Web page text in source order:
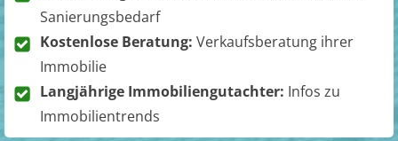
Sanierungsbedarf
Kostenlose Beratung: Verkaufsberatung ihrer
Immobilie
Langjährige Immobiliengutachter: Infos zu
Immobilientrends